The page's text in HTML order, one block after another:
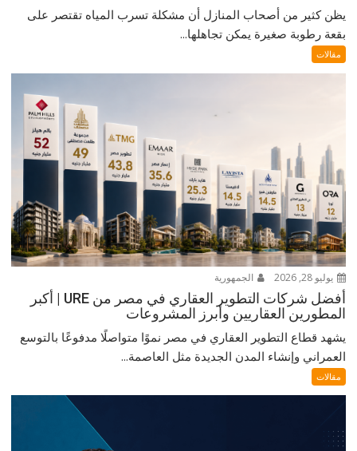
يظن كثير من أصحاب المنازل أن مشكلة تسرب المياه تقتصر على
بقعة رطوبة صغيرة يمكن تجاهلها...
مقالات
يوليو 28, 2026 الجمهورية
أفضل شركات التطوير العقاري في مصر من URE | أكبر
المطورين العقاريين وأبرز المشروعات
يشهد قطاع التطوير العقاري في مصر نموًا متواصلًا مدفوعًا بالتوسع
العمراني وإنشاء المدن الجديدة مثل العاصمة...
مقالات